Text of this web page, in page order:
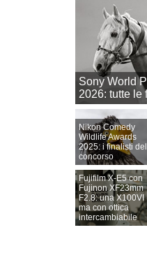
Sony World
2026: tutte le
Nikon Comedy
Wildlife Awards
2025: i finalisti del
concorso
Fujifilm X-E5 con
Fujinon XF23mm
F2.8: una X100VI
ma con ottica
intercambiabile